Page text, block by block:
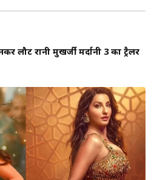
लौटीं रानी मुखर्जी मर्दानी 3 का ट्रैलर